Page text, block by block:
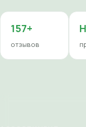
157+
отзывов